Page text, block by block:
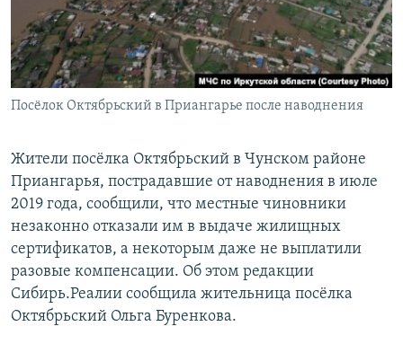
СОЦИАЛЬНЫЕ СЕТИ
Все сайты РСЕ/РС
Посёлок Октябрьский в Приангарье после наводнения
Жители посёлка Октябрьский в Чунском районе
Приангарья, пострадавшие от наводнения в июле
2019 года, сообщили, что местные чиновники
незаконно отказали им в выдаче жилищных
сертификатов, а некоторым даже не выплатили
разовые компенсации. Об этом редакции
Сибирь.Реалии сообщила жительница посёлка
Октябрьский Ольга Буренкова.